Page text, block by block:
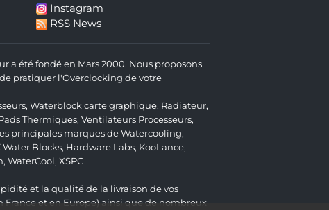
Instagram
RSS News
a été fondé en Mars 2000. Nous proposons
pratiquer l'Overclocking de votre
, Waterblock carte graphique, Radiateur,
Thermiques, Ventilateurs Processeurs,
principales marques de Watercooling,
Water Blocks, Hardware Labs, KooLance,
, WaterCool, XSPC
et la qualité de la livraison de vos
France et en Europe) ainsi que de nombreux